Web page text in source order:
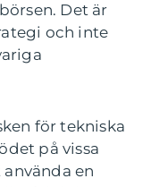
Det är
och inte
för tekniska
på vissa
en